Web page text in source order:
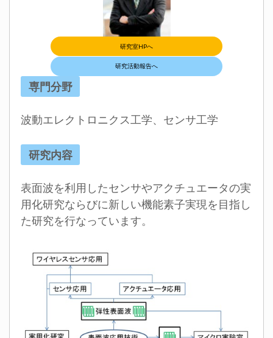
研究室HPへ
研究活動報告へ
専門分野
波動エレクトロニクス工学、センサ工学
研究内容
表面波を利用したセンサやアクチュエータの実
用化研究ならびに新しい機能素子実現を目指し
た研究を行なっています。